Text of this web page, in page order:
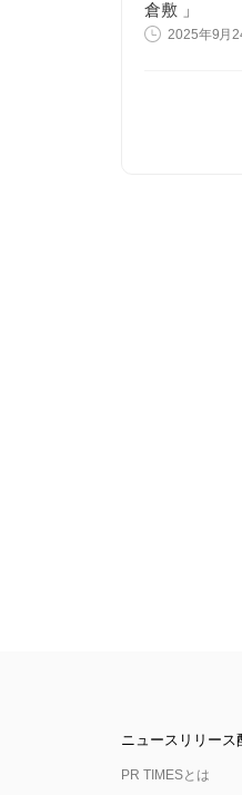
倉敷 」
2025年9月
ニュースリリース
PR TIMESとは